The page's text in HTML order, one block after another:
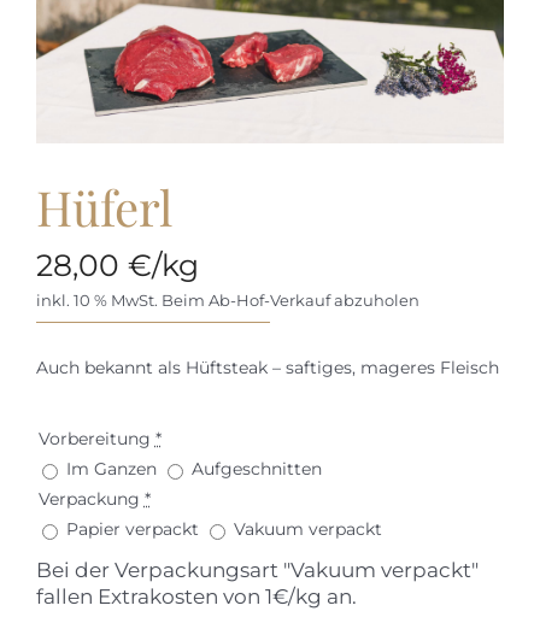
Hüferl
28,00 €/kg
inkl. 10 % MwSt. Beim Ab-Hof-Verkauf abzuholen
Auch bekannt als Hüftsteak – saftiges, mageres Fleisch
Vorbereitung *
Im Ganzen
Aufgeschnitten
Verpackung *
Papier verpackt
Vakuum verpackt
Bei der Verpackungsart "Vakuum verpackt"
fallen Extrakosten von 1€/kg an.